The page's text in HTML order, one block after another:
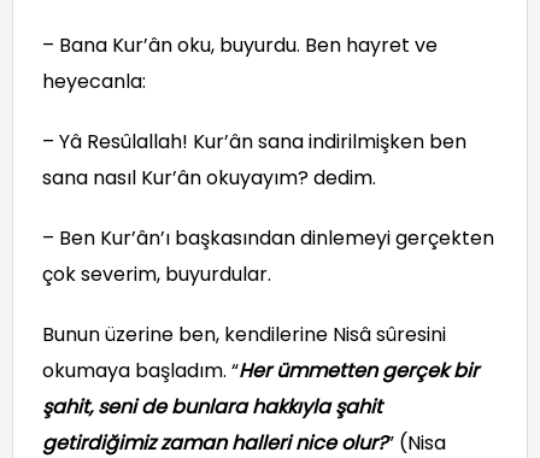
– Bana Kur’ân oku, buyurdu. Ben hayret ve
heyecanla:
– Yâ Resûlallah! Kur’ân sana indirilmişken ben
sana nasıl Kur’ân okuyayım? dedim.
– Ben Kur’ân’ı başkasından dinlemeyi gerçekten
çok severim, buyurdular.
Bunun üzerine ben, kendilerine Nisâ sûresini
okumaya başladım. “Her ümmetten gerçek bir
şahit, seni de bunlara hakkıyla şahit
getirdiğimiz zaman halleri nice olur?” (Nisa